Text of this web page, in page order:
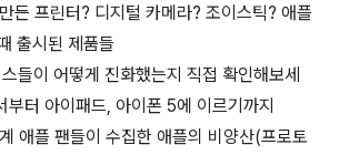
든 프린터? 디지털 카메라? 조이스틱? 애플
출시된 제품들
들이 어떻게 진화했는지 직접 확인해보세
부터 아이패드, 아이폰 5에 이르기까지
애플 팬들이 수집한 애플의 비양산(프로토